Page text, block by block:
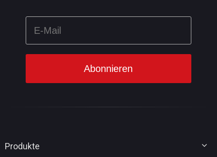
Produkte